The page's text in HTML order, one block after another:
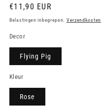
Normale
prijs
€11,90 EUR
Belastingen inbegrepen. Verzendkosten
Decor
Flying Pig
Kleur
Rose